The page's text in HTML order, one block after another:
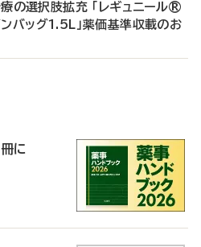
の選択肢拡充 「レギュニール®
バッグ1.5L」薬価基準収載のお
に